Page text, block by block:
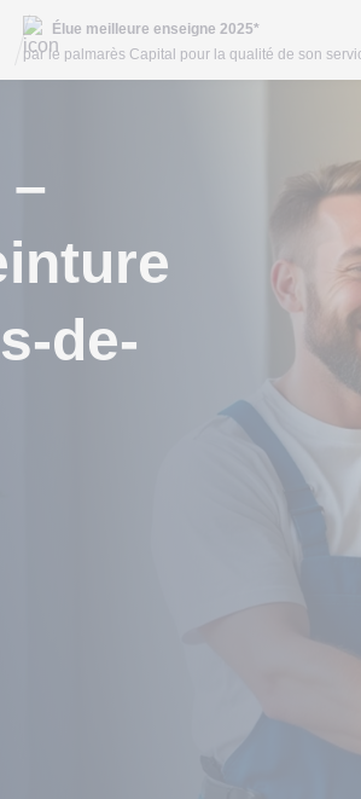
Élue meilleure enseigne 2025*
par le palmarès Capital pour la qualité de son
–
de-